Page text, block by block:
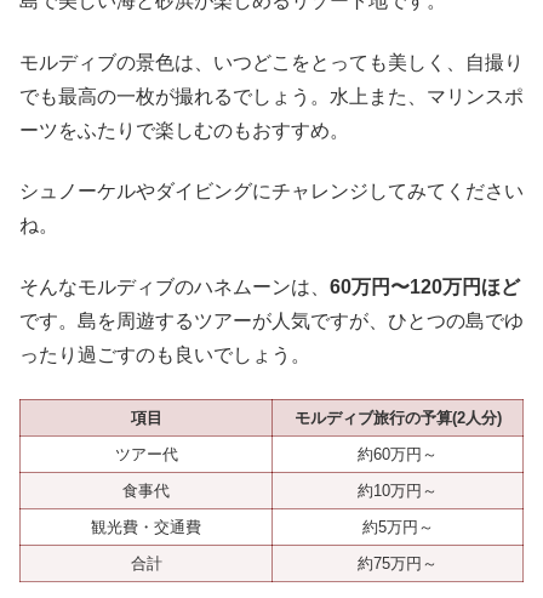
モルディブの景色は、いつどこをとっても美しく、自撮り
でも最高の一枚が撮れるでしょう。水上また、マリンスポ
ーツをふたりで楽しむのもおすすめ。
シュノーケルやダイビングにチャレンジしてみてください
ね。
そんなモルディブのハネムーンは、 60万円〜120万円ほど
です。島を周遊するツアーが人気ですが、ひとつの島でゆ
ったり過ごすのも良いでしょう。
項目
モルディブ旅行の予算(2人分)
ツアー代
約60万円～
食事代
約10万円～
観光費・交通費
約5万円～
合計
約75万円～